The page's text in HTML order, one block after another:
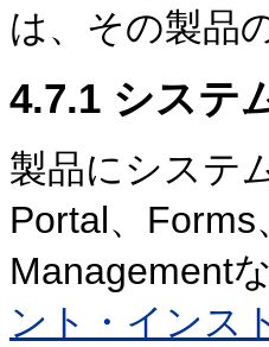
は、その製品
4.7.1 システ
製品にシステ
Portal、
Management
ント・インス